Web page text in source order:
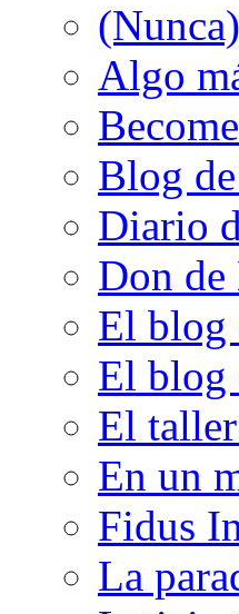
Algo
Blog
Diario
Don de
El blog
El blog
El
En un
Fidus
La